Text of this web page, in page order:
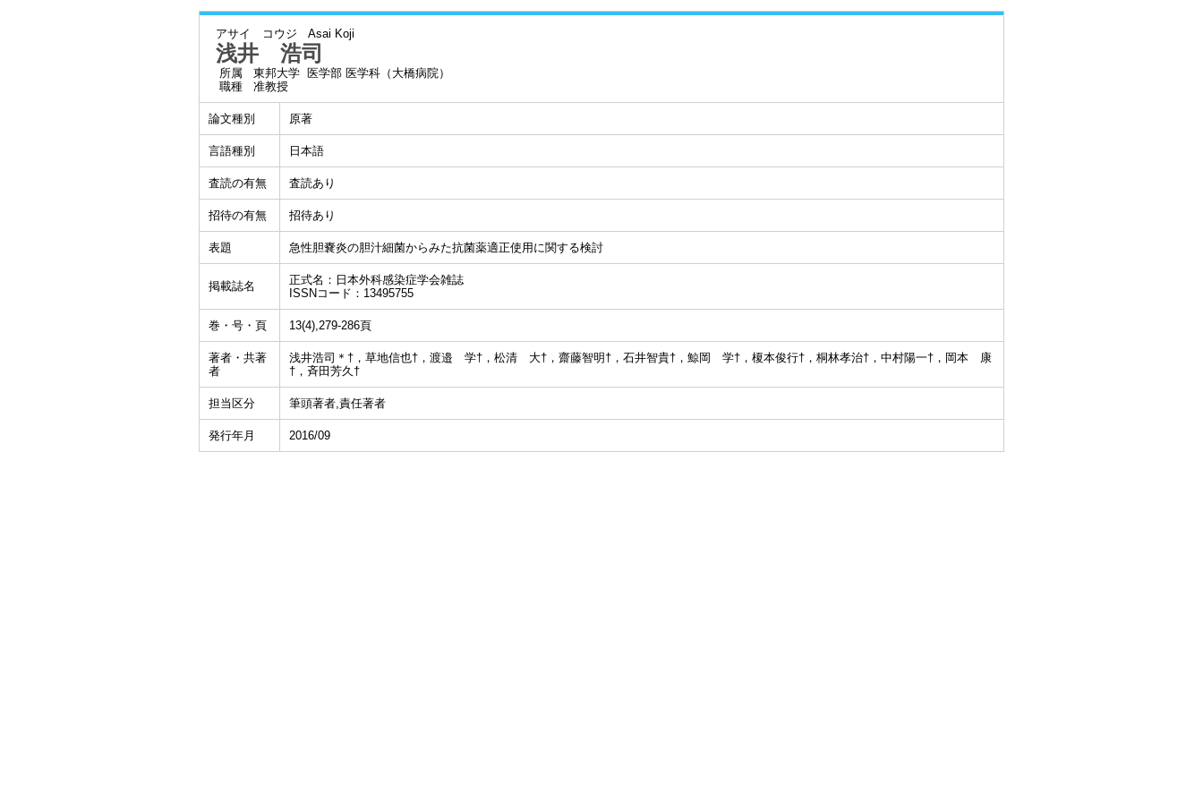
アサイ コウジ Asai Koji
浅井 浩司
所属
東邦大学 医学部 医学科（大橋病院）
職種
准教授
論文種別 原著
言語種別 日本語
査読の有無 査読あり
招待の有無 招待あり
表題 急性胆嚢炎の胆汁細菌からみた抗菌薬適正使用に関する検討
掲載誌名
正式名：日本外科感染症学会雑誌
ISSNコード：13495755
巻・号・頁 13(4),279-286頁
著者・共著
者
浅井浩司＊†，草地信也†，渡邉 学†，松清 大†，齋藤智明†，石井智貴†，鯨岡 学†，榎本俊行†，桐林孝治†，中村陽一†，岡本 康
†，斉田芳久†
担当区分 筆頭著者,責任著者
発行年月 2016/09